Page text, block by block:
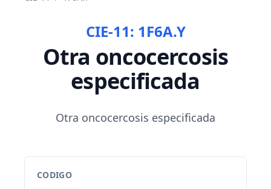
CIE-11: 1F6A.Y
Otra oncocercosis
especificada
Otra oncocercosis especificada
CODIGO